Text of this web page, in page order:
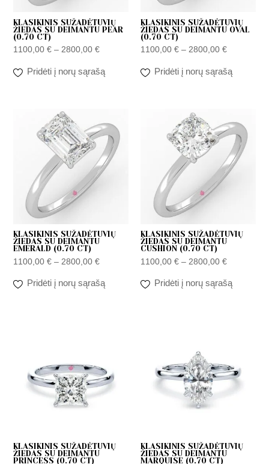
KLASIKINIS SUŽADĖTUVIŲ
ŽIEDAS SU DEIMANTU PEAR
(0.70 CT)
1100,00€ – 2800,00€
Pridėti į norų sąrašą
KLASIKINIS SUŽADĖTUVIŲ
ŽIEDAS SU DEIMANTU OVAL
(0.70 CT)
1100,00 € – 2800,00 €
Pridėti į norų sąrašą
KLASIKINIS SUŽADĖTUVIŲ
ŽIEDAS SU DEIMANTU
EMERALD (0.70 CT)
1100,00€ – 2800,00€
range:
1100,00 €
through
2800,00 €
Pridėti į norų sąrašą
KLASIKINIS SUŽADĖTUVIŲ
ŽIEDAS SU DEIMANTU
CUSHION (0.70 CT)
1100,00 € – 2800,00 €
range:
1100,00 €
through
2800,00 €
Pridėti į norų sąrašą
KLASIKINIS SUŽADĖTUVIŲ
ŽIEDAS SU DEIMANTU
PRINCESS (0.70 CT)
2800,00 €
KLASIKINIS SUŽADĖTUVIŲ
ŽIEDAS SU DEIMANTU
MARQUISE (0.70 CT)
2800,00 €